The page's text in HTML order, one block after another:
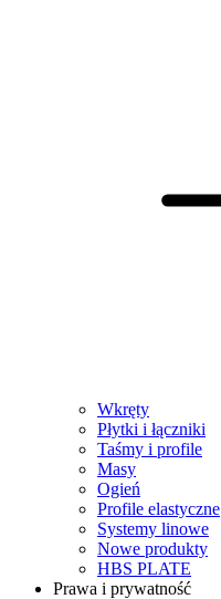
Wkręty
Płytki i łączniki
Taśmy i profile
Masy
Ogień
Profile elastyczne
Systemy linowe
Nowe produkty
HBS PLATE
Prawa i prywatność